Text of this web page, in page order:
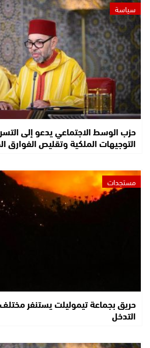
سياسة
حزب الوسط الاجتماعي يدعو إلى
التوجيهات الملكية وتقليص الفوارق
مستجدات
حريق بجماعة تيموليلت يستنفر
التدخل